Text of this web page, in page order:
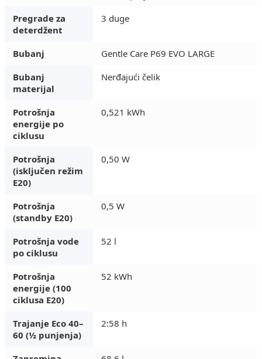
Pregrade za
deterdžent
3 duge
Bubanj
Gentle Care P69 EVO LARGE
Bubanj
materijal
Nerđajući čelik
Potrošnja
energije po
ciklusu
0,521 kWh
Potrošnja
(isključen režim
E20)
0,50 W
Potrošnja
(standby E20)
0,5 W
Potrošnja vode
po ciklusu
52 l
Potrošnja
energije (100
ciklusa E20)
52 kWh
Trajanje Eco 40–
60 (½ punjenja)
2:58 h